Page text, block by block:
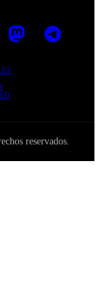
reservados.